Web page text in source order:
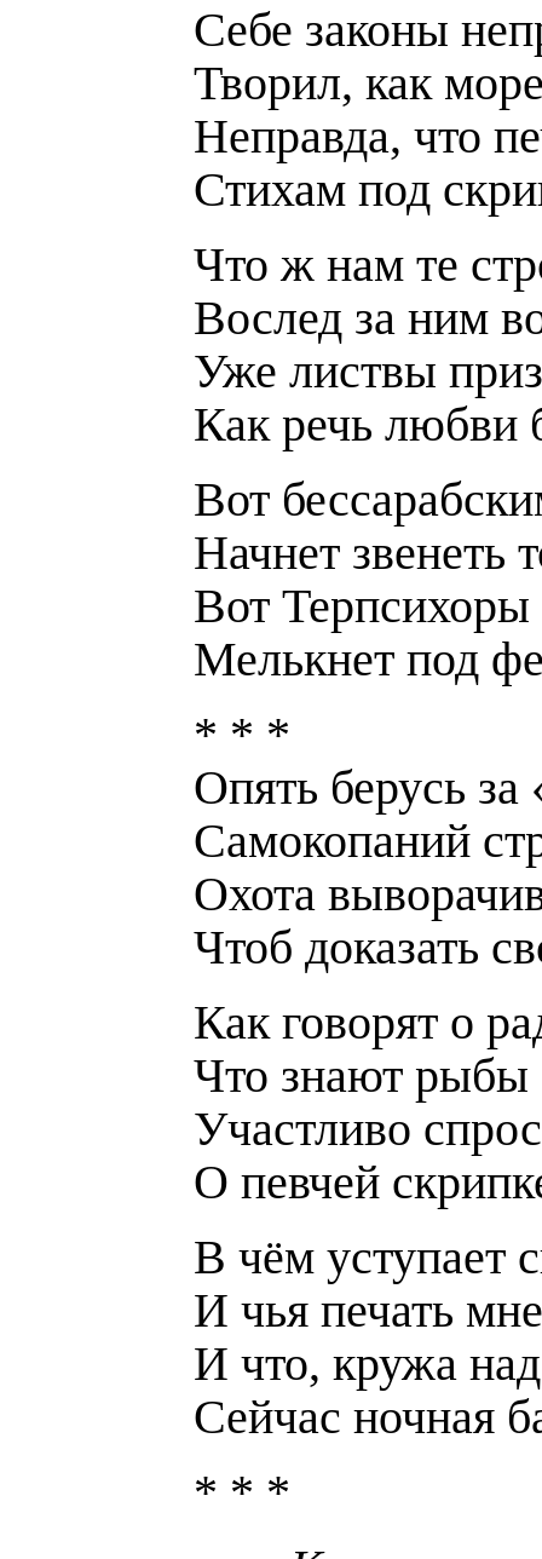
Себе законы
Творил, как
Неправда, что
Стихам под
Что ж нам те
Вослед за ним
Уже листвы
Как речь любви
Вот
Начнет звенеть
Вот Терпсихоры
Мелькнет под
* * *
Опять берусь за
Самокопаний
Охота
Чтоб доказать
Как говорят о
Что знают рыбы
Участливо
О певчей
В чём уступает
И чья печать
И что, кружа
Сейчас ночная
* * *